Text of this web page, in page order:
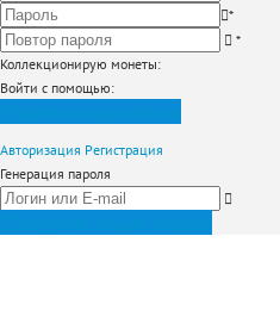
*
*
Коллекционирую монеты:
Войти с помощью:
Авторизация Регистрация
Генерация пароля